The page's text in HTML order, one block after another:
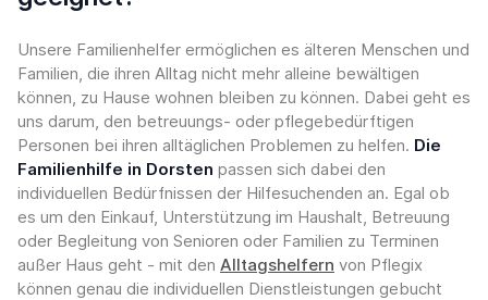
Unsere Familienhelfer ermöglichen es älteren Menschen und
Familien, die ihren Alltag nicht mehr alleine bewältigen
können, zu Hause wohnen bleiben zu können. Dabei geht es
uns darum, den betreuungs- oder pflegebedürftigen
Personen bei ihren alltäglichen Problemen zu helfen. Die
Familienhilfe in Dorsten passen sich dabei den
individuellen Bedürfnissen der Hilfesuchenden an. Egal ob
es um den Einkauf, Unterstützung im Haushalt, Betreuung
oder Begleitung von Senioren oder Familien zu Terminen
außer Haus geht - mit den Alltagshelfern von Pflegix
können genau die individuellen Dienstleistungen gebucht